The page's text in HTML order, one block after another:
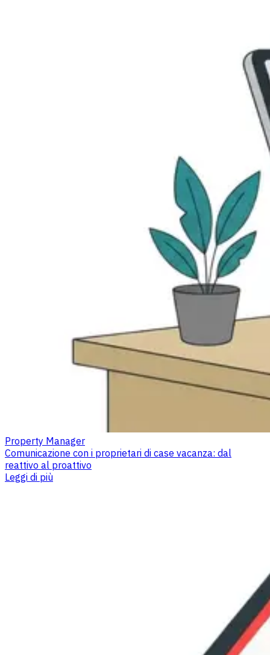
Property Manager
Comunicazione con i proprietari di case vacanza: dal
reattivo al proattivo
Leggi di più